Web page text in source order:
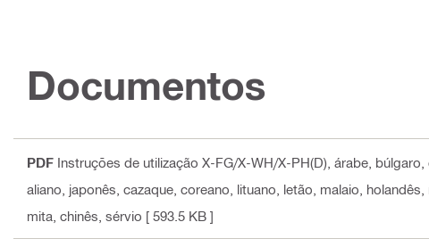
Documentos
PDF Instruções de utilização X-FG/X-WH/X-PH(D) , árabe,
aliano, japonês, cazaque, coreano, lituano, letão, malaio,
mita, chinês, sérvio [ 593.5 KB ]